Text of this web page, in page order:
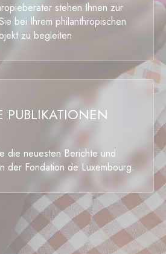
stehen Ihnen zur
bei Ihrem philanthropischen
zu begleiten
PUBLIKATIONEN
die neuesten Berichte und
der Fondation de Luxembourg.